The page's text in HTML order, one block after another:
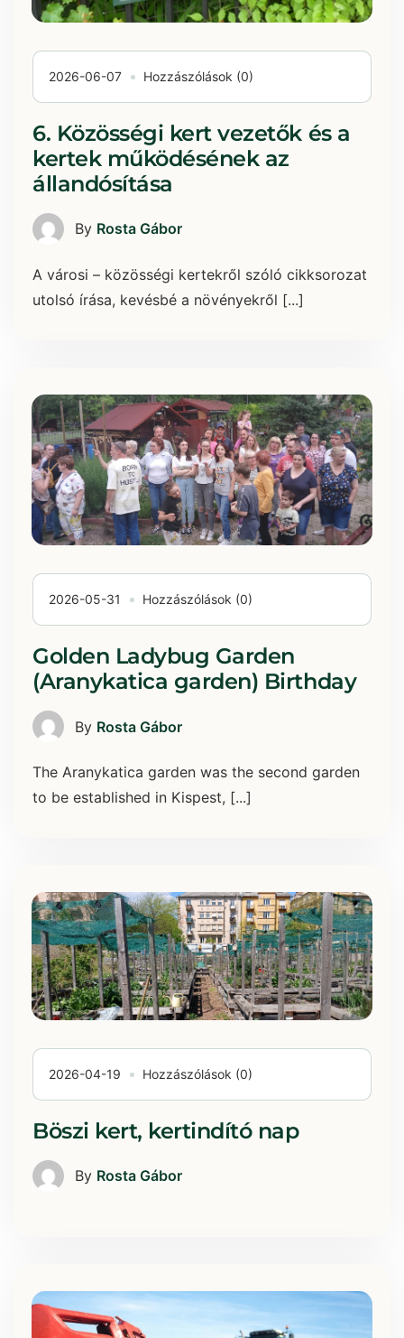
2026-06-07 Hozzászólások (0)
6. Közösségi kert vezetők és a
kertek működésének az
állandósítása
By Rosta Gábor
A városi – közösségi kertekről szóló cikksorozat
utolsó írása, kevésbé a növényekről [...]
2026-05-31 Hozzászólások (0)
Golden Ladybug Garden
(Aranykatica garden) Birthday
By Rosta Gábor
The Aranykatica garden was the second garden
to be established in Kispest, [...]
2026-04-19 Hozzászólások (0)
Böszi kert, kertindító nap
By Rosta Gábor